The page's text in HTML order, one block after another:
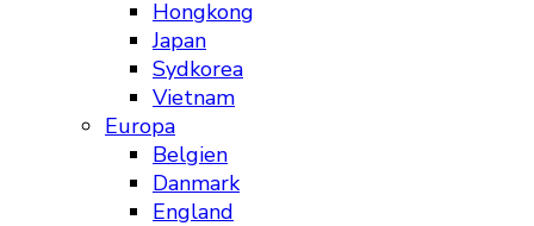
Hongkong
Japan
Sydkorea
Vietnam
Europa
Belgien
Danmark
England